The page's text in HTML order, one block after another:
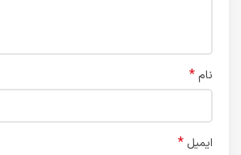
نام *
ایمیل *